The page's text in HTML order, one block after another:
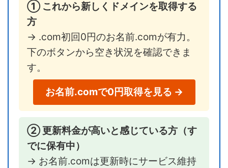
① これから新しくドメインを取得する
方
→ .com初回0円のお名前.comが有力。
下のボタンから空き状況を確認できま
す。
お名前.comで0円取得を見る →
② 更新料金が高いと感じている方（す
でに保有中）
→ お名前.comは更新時にサービス維持